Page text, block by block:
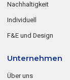
Nachhaltigkeit
Individuell
F&E und Design
Unternehmen
Über uns